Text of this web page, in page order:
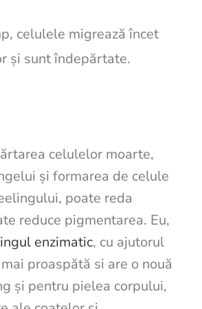
celulele migrează încet
și sunt îndepărtate.
celulelor moarte,
și formarea de celule
poate reda
reduce pigmentarea. Eu,
enzimatic, cu ajutorul
proaspătă si are o nouă
și pentru pielea corpului,